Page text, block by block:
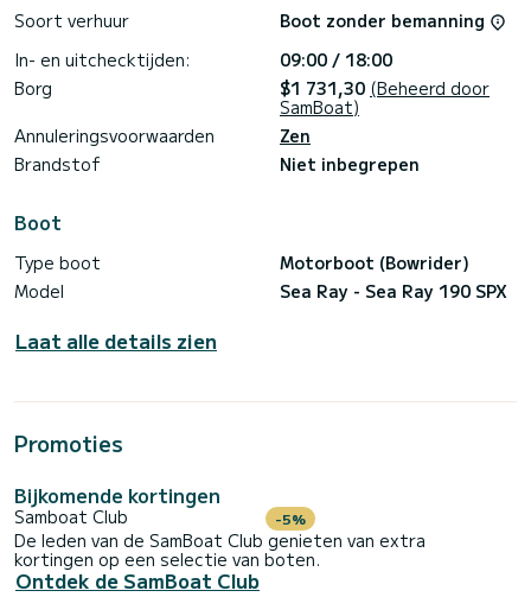
Soort verhuur
Boot zonder bemanning
In- en uitchecktijden:
09:00 / 18:00
Borg
$1 731,30 (Beheerd door
SamBoat)
Annuleringsvoorwaarden
Zen
Brandstof
Niet inbegrepen
Boot
Type boot
Motorboot (Bowrider)
Model
Sea Ray - Sea Ray 190 SPX
Laat alle details zien
Promoties
Bijkomende kortingen
Samboat Club -5%
De leden van de SamBoat Club genieten van extra
kortingen op een selectie van boten.
Ontdek de SamBoat Club